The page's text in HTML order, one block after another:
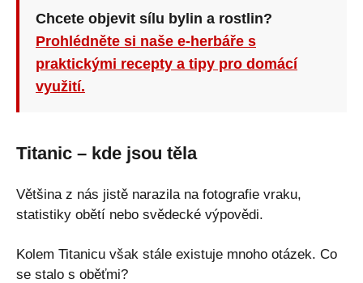
Chcete objevit sílu bylin a rostlin?
Prohlédněte si naše e-herbáře s
praktickými recepty a tipy pro domácí
využití.
Titanic – kde jsou těla
Většina z nás jistě narazila na fotografie vraku,
statistiky obětí nebo svědecké výpovědi.
Kolem Titanicu však stále existuje mnoho otázek. Co
se stalo s oběťmi?